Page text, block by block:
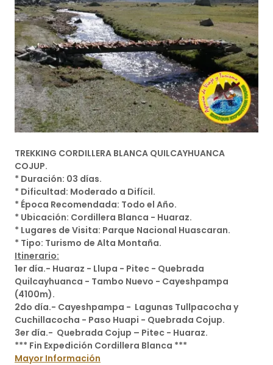
TREKKING CORDILLERA BLANCA QUILCAYHUANCA
COJUP.
* Duración: 03 días.
* Dificultad: Moderado a Difícil.
* Época Recomendada: Todo el Año.
* Ubicación: Cordillera Blanca - Huaraz.
* Lugares de Visita: Parque Nacional Huascaran.
* Tipo: Turismo de Alta Montaña.
Itinerario:
1er día.- Huaraz - Llupa - Pitec - Quebrada
Quilcayhuanca - Tambo Nuevo - Cayeshpampa
(4100m).
2do día.- Cayeshpampa - Lagunas Tullpacocha y
Cuchillacocha - Paso Huapi - Quebrada Cojup.
3er día.- Quebrada Cojup – Pitec - Huaraz.
*** Fin Expedición Cordillera Blanca ***
Mayor Información